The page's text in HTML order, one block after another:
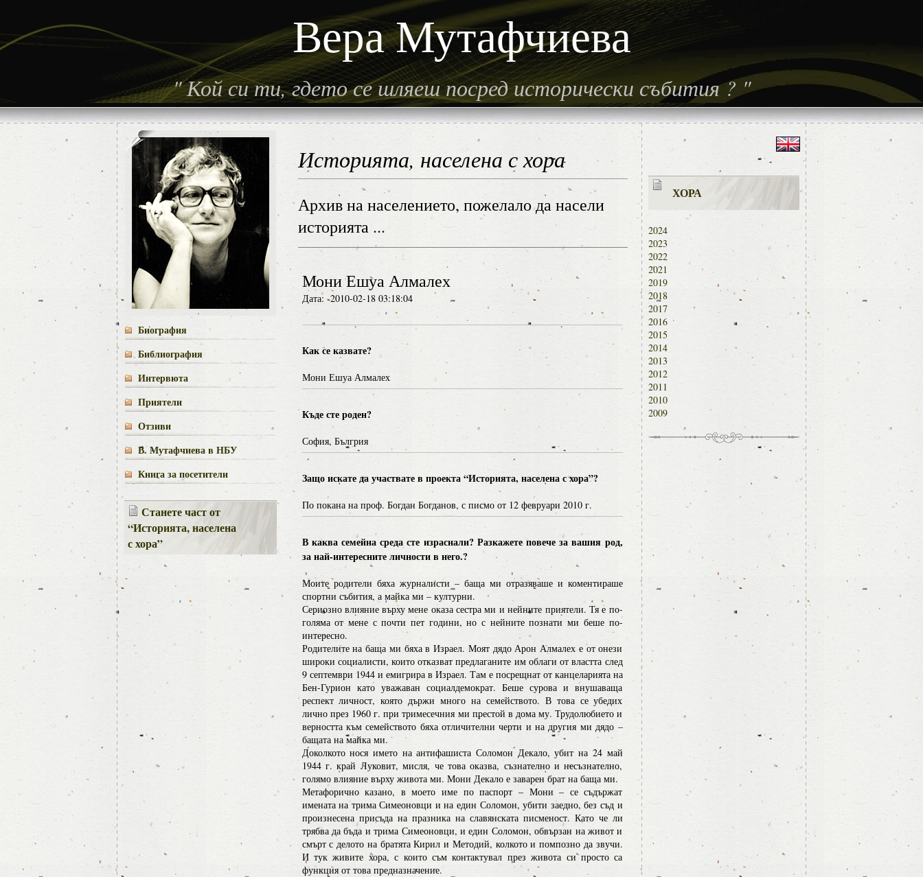
Вера Мутафчиева
"Кой си ти, гдето се шляеш посред исторически събития?"
Биография
Библиография
Интервюта
Приятели
Отзиви
В. Мутафчиева в НБУ
Книга за посетители
Станете част от
“Историята, населена
с хора”
Историята, населена с хора
Архив на населението, пожелало да насели
историята ...
Мони Ешуа Алмалех
Дата: 2010-02-18 03:18:04
Как се казвате?
Мони Ешуа Алмалех
Къде сте роден?
София, Бългрия
Защо искате да участвате в проекта “Историята, населена с хора”?
По покана на проф. Богдан Богданов, с писмо от 12 февруари 2010 г.
В каква семейна среда сте израснали? Разкажете повече за вашия род,
за най-интересните личности в него.?
Моите родители бяха журналисти – баща ми отразяваше и коментираше
спортни събития, а майка ми – културни.
Сериозно влияние върху мене оказа сестра ми и нейните приятели. Тя е по-
голяма от мене с почти пет години, но с нейните познати ми беше по-
интересно.
Родителите на баща ми бяха в Израел. Моят дядо Арон Алмалех е от онези
широки социалисти, които отказват предлаганите им облаги от властта след
9 септември 1944 и емигрира в Израел. Там е посрещнат от канцеларията на
Бен-Гурион като уважаван социалдемократ. Беше сурова и внушаваща
респект личност, която държи много на семейството. В това се убедих
лично през 1960 г. при тримесечния ми престой в дома му. Трудолюбието и
верността към семейството бяха отличителни черти и на другия ми дядо –
бащата на майка ми.
Доколкото нося името на антифашиста Соломон Декало, убит на 24 май
1944 г. край Луковит, мисля, че това оказва, съзнателно и несъзнателно,
голямо влияние върху живота ми. Мони Декало е заварен брат на баща ми.
Метафорично казано, в моето име по паспорт – Мони – се съдържат
имената на трима Симеоновци и на един Соломон, убити заедно, без съд и
произнесена присъда на празника на славянската писменост. Като че ли
трябва да бъда и трима Симеоновци, и един Соломон, обвързан на живот и
смърт с делото на братята Кирил и Методий, колкото и помпозно да звучи.
И тук живите хора, с които съм контактувал през живота си просто са
функция от това предназначение.
ХОРА
2024
2023
2022
2021
2019
2018
2017
2016
2015
2014
2013
2012
2011
2010
2009